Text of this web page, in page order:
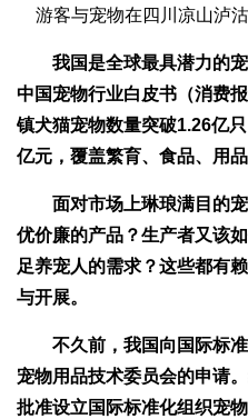
游客与宠物在四川凉山泸
我国是全球最具潜力的
中国宠物行业白皮书（消费
镇犬猫宠物数量突破1.26亿
亿元，覆盖繁育、食品、用
面对市场上琳琅满目的宠
优价廉的产品？生产者又该
足养宠人的需求？这些都有
与开展。
不久前，我国向国际标准
宠物用品技术委员会的申请
批准设立国际标准化组织宠